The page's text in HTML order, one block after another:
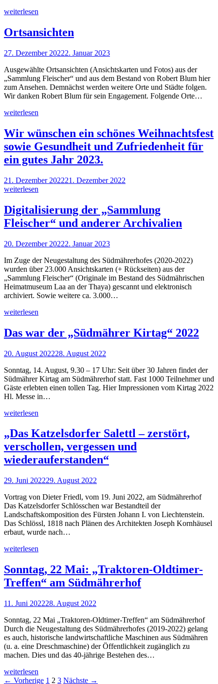
weiterlesen
Ortsansichten
27. Dezember 20222. Januar 2023
Ausgewählte Ortsansichten (Ansichtskarten und Fotos) aus der
„Sammlung Fleischer“ und aus dem Bestand von Robert Blum hier
zum Ansehen. Demnächst werden weitere Orte und Städte folgen.
Wir danken Robert Blum für sein Engagement. Folgende Orte…
weiterlesen
Wir wünschen ein schönes Weihnachtsfest
sowie Gesundheit und Zufriedenheit für
ein gutes Jahr 2023.
21. Dezember 202221. Dezember 2022
weiterlesen
Digitalisierung der „Sammlung
Fleischer“ und anderer Archivalien
20. Dezember 20222. Januar 2023
Im Zuge der Neugestaltung des Südmährerhofes (2020-2022)
wurden über 23.000 Ansichtskarten (+ Rückseiten) aus der
„Sammlung Fleischer“ (Originale im Bestand des Südmährischen
Heimatmuseum Laa an der Thaya) gescannt und elektronisch
archiviert. Sowie weitere ca. 3.000…
weiterlesen
Das war der „Südmährer Kirtag“ 2022
20. August 202228. August 2022
Sonntag, 14. August, 9.30 – 17 Uhr: Seit über 30 Jahren findet der
Südmährer Kirtag am Südmährerhof statt. Fast 1000 Teilnehmer und
Gäste erlebten einen tollen Tag. Hier Impressionen vom Kirtag 2022
Hl. Messe in…
weiterlesen
„Das Katzelsdorfer Salettl – zerstört,
verschollen, vergessen und
wiederauferstanden“
29. Juni 202229. August 2022
Vortrag von Dieter Friedl, vom 19. Juni 2022, am Südmährerhof
Das Katzelsdorfer Schlösschen war Bestandteil der
Landschaftskomposition des Fürsten Johann I. von Liechtenstein.
Das Schlössl, 1818 nach Plänen des Architekten Joseph Kornhäusel
erbaut, wurde nach…
weiterlesen
Sonntag, 22 Mai: „Traktoren-Oldtimer-
Treffen“ am Südmährerhof
11. Juni 202228. August 2022
Sonntag, 22 Mai „Traktoren-Oldtimer-Treffen“ am Südmährerhof
Durch die Neugestaltung des Südmährerhofes (2019-2022) gelang
es auch, historische landwirtschaftliche Maschinen aus Südmähren
(u. a. eine Dreschmaschine) der Öffentlichkeit zugänglich zu
machen. Dies und das 40-jährige Bestehen des…
weiterlesen
← Vorherige 1 2 3 Nächste →